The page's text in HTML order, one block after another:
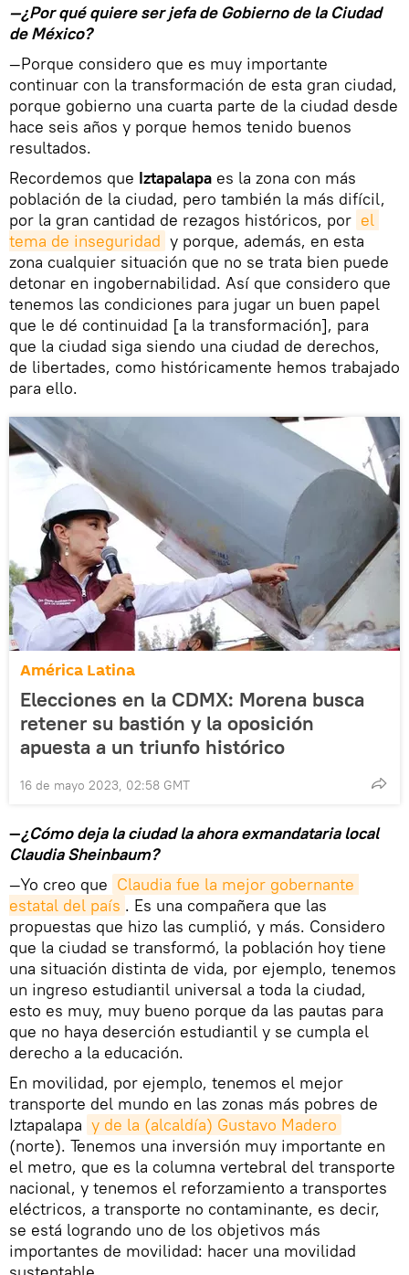
—¿Por qué quiere ser jefa de Gobierno de la Ciudad
de México?
—Porque considero que es muy importante
continuar con la transformación de esta gran ciudad,
porque gobierno una cuarta parte de la ciudad desde
hace seis años y porque hemos tenido buenos
resultados.
Recordemos que Iztapalapa es la zona con más
población de la ciudad, pero también la más difícil,
por la gran cantidad de rezagos históricos, por el
tema de inseguridad y porque, además, en esta
zona cualquier situación que no se trata bien puede
detonar en ingobernabilidad. Así que considero que
tenemos las condiciones para jugar un buen papel
que le dé continuidad [a la transformación], para
que la ciudad siga siendo una ciudad de derechos,
de libertades, como históricamente hemos trabajado
para ello.
América Latina
Elecciones en la CDMX: Morena busca
retener su bastión y la oposición
apuesta a un triunfo histórico
16 de mayo 2023, 02:58 GMT
—¿Cómo deja la ciudad la ahora exmandataria local
Claudia Sheinbaum?
—Yo creo que Claudia fue la mejor gobernante
estatal del país . Es una compañera que las
propuestas que hizo las cumplió, y más. Considero
que la ciudad se transformó, la población hoy tiene
una situación distinta de vida, por ejemplo, tenemos
un ingreso estudiantil universal a toda la ciudad,
esto es muy, muy bueno porque da las pautas para
que no haya deserción estudiantil y se cumpla el
derecho a la educación.
En movilidad, por ejemplo, tenemos el mejor
transporte del mundo en las zonas más pobres de
Iztapalapa y de la (alcaldía) Gustavo Madero
(norte). Tenemos una inversión muy importante en
el metro, que es la columna vertebral del transporte
nacional, y tenemos el reforzamiento a transportes
eléctricos, a transporte no contaminante, es decir,
se está logrando uno de los objetivos más
importantes de movilidad: hacer una movilidad